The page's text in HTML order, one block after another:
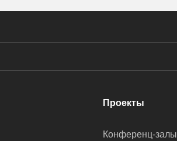
Проекты
Конференц-залы